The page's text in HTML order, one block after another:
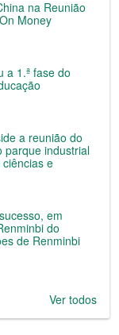
na Reunião
Money
a 1.ª fase do
a reunião do
parque industrial
e
em
do
de Renminbi
Ver todos